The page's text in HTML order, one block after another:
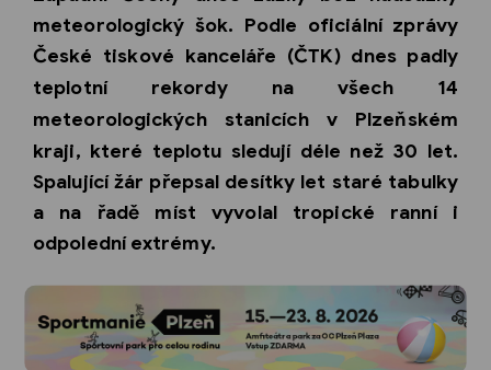
meteorologický šok. Podle oficiální zprávy
České tiskové kanceláře (ČTK)dnes padly
teplotní rekordy navšech 14
meteorologických stanicíchv Plzeňském
kraji, které teplotu sledují déle než 30 let.
Spalující žár přepsal desítky let staré tabulky
a na řadě míst vyvolal tropické ranní i
odpolední extrémy.